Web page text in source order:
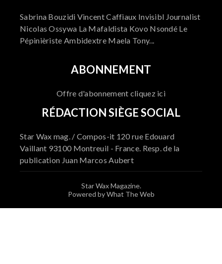
Sabrina Bouzidi Vincent Caffiaux Invisibl Journalist
Nicolas Ossywa La Mafaldista Kovo Nsondé Le
Pépinièriste Ambidextre Maela Tony...
ABONNEMENT
Offre d'abonnement cliquez ici
RÉDACTION SIÈGE SOCIAL
Star Wax mag. / Compos-it 120 rue Edouard
Vaillant 93100 Montreuil - France. Resp. de la
publication Juan Marcos Aubert
Star Wax Magazine.
Powered by What The Web